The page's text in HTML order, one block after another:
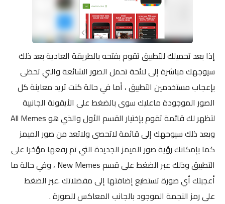
إذا بعد تحميلك للتطبيق تقوم بفتحه بالطريقة العادية بعد ذلك
سيوجهك مباشرة إلى لائحة تحمل الصور الشائعة والتي تحظى
بإعجاب مستخدمين التطبيق ، أما في حالة كنت تريد معاينة كل
الصور الموجودة ماعليك سوى بالضغط على الأيقونة الجانبية
لتظهر لك قائمة تقوم بإختيار القسم الأول والذي هو All Memes
وبعد ذلك سيوجهك إلى قائمة لاتحصى ولاتعد من صور الميمز
كما بإمكانك رؤية صور الميمز الجديدة التي تم رفعها مؤخرا على
التطبيق وذلك عبر الضغط على قسم New Memes ، وفي حالة ما
أعجبتك أي صورة تستطيع إضافتها إلى مفضلاتك .عبر الضغط
على رمز النجمة الموجود بالجانب المعاكس للصورة .